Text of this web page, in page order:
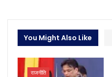
You Might Also Like
राजनीति